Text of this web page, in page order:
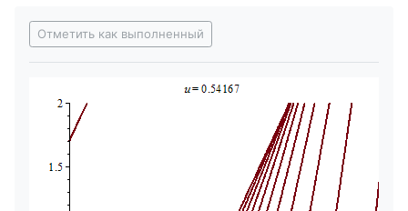
Отметить как выполненный